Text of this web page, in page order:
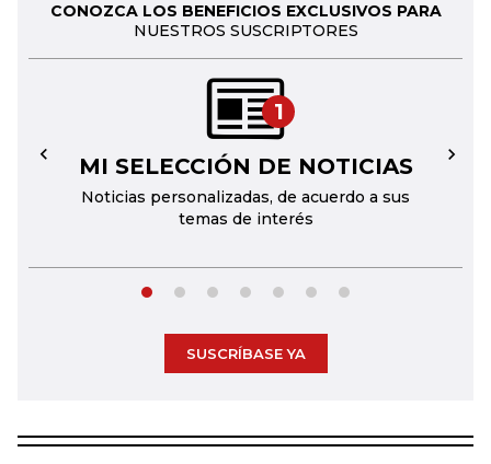
CONOZCA LOS BENEFICIOS EXCLUSIVOS PARA
NUESTROS SUSCRIPTORES
1
MI SELECCIÓN DE NOTICIAS
Noticias personalizadas, de acuerdo a sus
temas de interés
← →
SUSCRÍBASE YA